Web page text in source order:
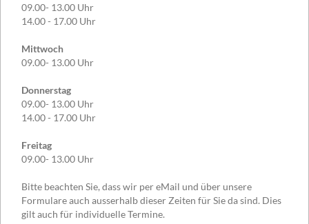
09.00- 13.00 Uhr
14.00 - 17.00 Uhr
Mittwoch
09.00- 13.00 Uhr
Donnerstag
09.00- 13.00 Uhr
14.00 - 17.00 Uhr
Freitag
09.00- 13.00 Uhr
Bitte beachten Sie, dass wir per eMail und über unsere
Formulare auch ausserhalb dieser Zeiten für Sie da sind. Dies
gilt auch für individuelle Termine.